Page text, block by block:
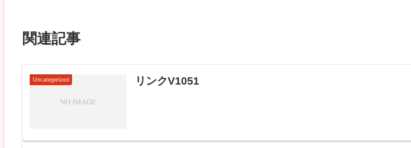
関連記事
Uncategorized リンクV1051